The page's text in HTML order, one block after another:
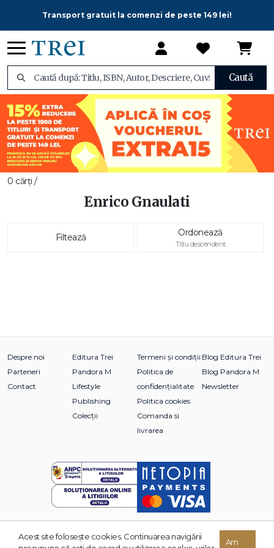
Transport gratuit la comenzi de peste 149 lei!
Caută
0 cărți /
Enrico Gnaulati
Filtează Ordonează
Titlu descendent
Despre noi
Parteneri
Contact
Editura Trei
Pandora M
Lifestyle
Publishing
Colecții
Termeni și condiții
Politica de
confidențialitate
Politica cookies
Comanda si
livrarea
Blog Editura Trei
Blog Pandora M
Newsletter
© 2026 Grupul Editorial TREI. Toate drepturile rezervate.
Acest site foloseşte cookies. Continuarea navigării
Am